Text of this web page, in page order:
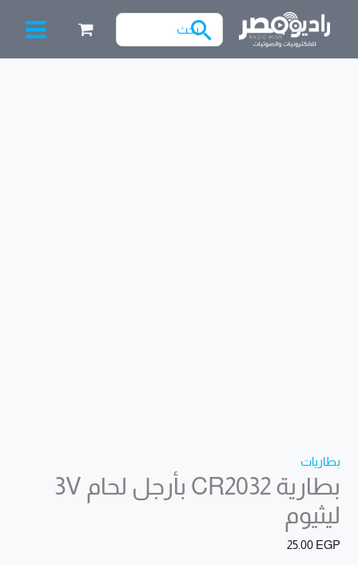
البحث
عن:
بطاريات
بطارية CR2032 بأرجل لحام 3V
ليثيوم
25.00 EGP